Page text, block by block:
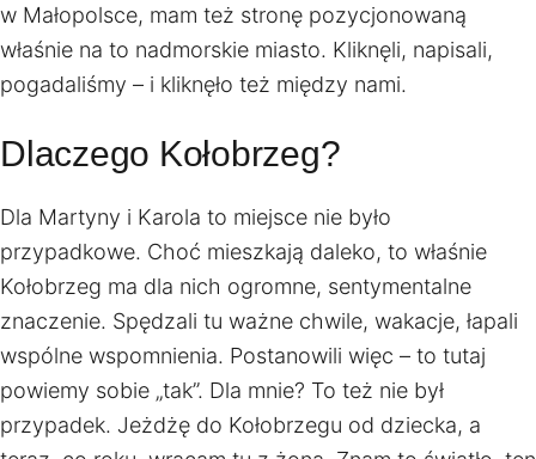
w Małopolsce, mam też stronę pozycjonowaną
właśnie na to nadmorskie miasto. Kliknęli, napisali,
pogadaliśmy – i kliknęło też między nami.
Dlaczego Kołobrzeg?
Dla Martyny i Karola to miejsce nie było
przypadkowe. Choć mieszkają daleko, to właśnie
Kołobrzeg ma dla nich ogromne, sentymentalne
znaczenie. Spędzali tu ważne chwile, wakacje, łapali
wspólne wspomnienia. Postanowili więc – to tutaj
powiemy sobie „tak”. Dla mnie? To też nie był
przypadek. Jeżdżę do Kołobrzegu od dziecka, a